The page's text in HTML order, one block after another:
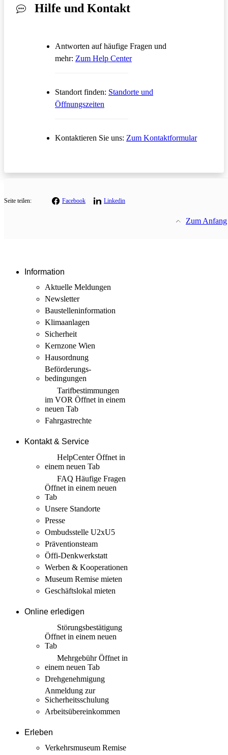
Hilfe und Kontakt
Antworten auf häufige Fragen und
mehr: Zum Help CenterÖffnet in einem neuen Tab
Standort finden: Standorte und
Öffnungszeiten
Kontaktieren Sie uns: Zum KontaktformularÖffnet in
Seite teilen: Facebook Linkedin
Zum Anfang
Information
Aktuelle Meldungen
Newsletter
Baustellen­information
Klimaanlagen
Sicherheit
Kernzone Wien
Hausordnung
Beförderungs­
bedingungen
Tarif­bestimmungen
im VOR Öffnet in einem
neuen Tab
Fahrgastrechte
Kontakt & Service
HelpCenterÖffnet in
einem neuen Tab
FAQ Häufige Fragen
Öffnet in einem neuen
Tab
Unsere Standorte
Presse
Ombudsstelle U2xU5
Präventionsteam
Öffi-Denkwerkstatt
Werben & Kooperationen
Museum Remise mieten
Geschäftslokal mieten
Online erledigen
Störungs­bestätigung
Öffnet in einem neuen
Tab
MehrgebührÖffnet in
einem neuen Tab
Drehgenehmigung
Anmeldung zur
Sicherheits­schulung
Arbeits­übereinkommen
Erleben
Verkehrsmuseum Remise